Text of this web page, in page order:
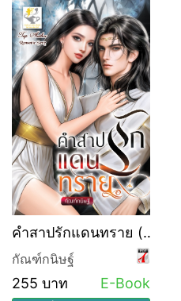
คำสาปรักแดนทราย (ซี
รีส์ชุด อ้อมกอดแห่งธาริ
ออน ลำดับที่ 1)
กัณฑ์กนิษฐ์
255 บาท
E-Book